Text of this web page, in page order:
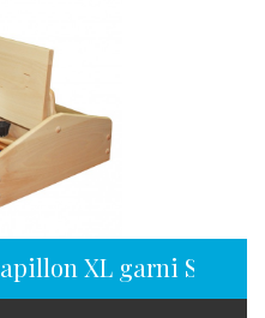
XL garni